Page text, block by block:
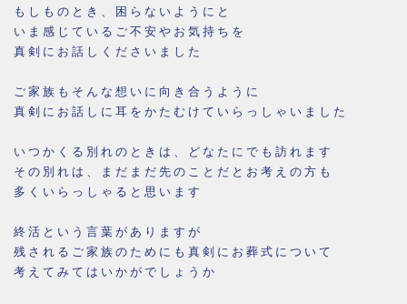
もしものとき、困らないようにと
いま感じているご不安やお気持ちを
真剣にお話しくださいました
ご家族もそんな想いに向き合うように
真剣にお話しに耳をかたむけていらっしゃいました
いつかくる別れのときは、どなたにでも訪れます
その別れは、まだまだ先のことだとお考えの方も
多くいらっしゃると思います
終活という言葉がありますが
残されるご家族のためにも真剣にお葬式について
考えてみてはいかがでしょうか